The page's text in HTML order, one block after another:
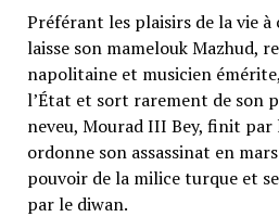
Préférant les plaisirs de la vie à
laisse son mamelouk Mazhud,
napolitaine et musicien
l’État et sort rarement de son
neveu, Mourad III Bey, finit par
ordonne son assassinat en
pouvoir de la milice turque et
par le diwan.